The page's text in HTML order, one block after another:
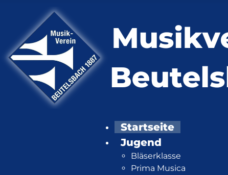
Startseite
Jugend
Bläserklasse
Prima Musica